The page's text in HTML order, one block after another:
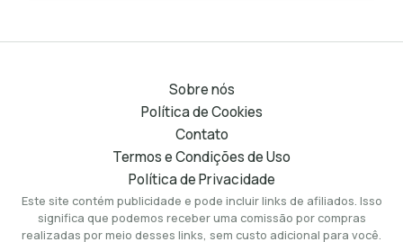
Sobre nós
Política de Cookies
Contato
Termos e Condições de Uso
Política de Privacidade
Este site contém publicidade e pode incluir links de afiliados. Isso
significa que podemos receber uma comissão por compras
realizadas por meio desses links, sem custo adicional para você.